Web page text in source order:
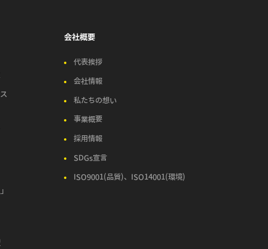
会社概要
代表挨拶
会社情報
私たちの想い
事業概要
採用情報
SDGs宣言
ISO9001(品質)、ISO14001(環境)